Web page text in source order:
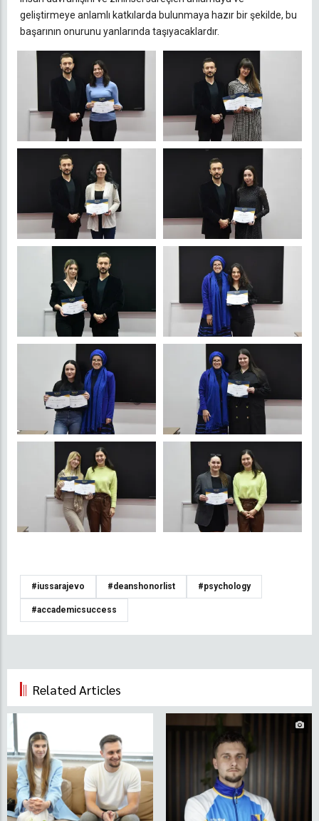
geliştirmeye anlamlı katkılarda bulunmaya hazır bir şekilde, bu
başarının onurunu yanlarında taşıyacaklardır.
#iussarajevo #deanshonorlist #psychology
#accademicsuccess
Related Articles